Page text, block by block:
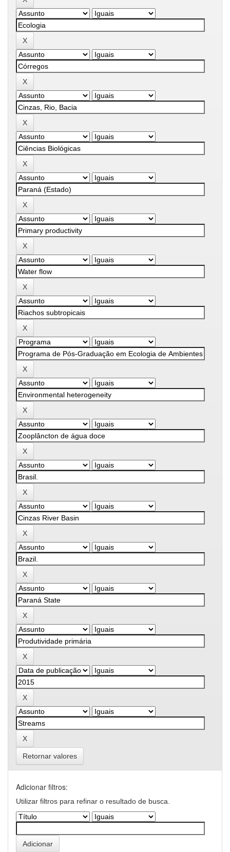
Retornar valores
Adicionar filtros:
Utilizar filtros para refinar o resultado de busca.